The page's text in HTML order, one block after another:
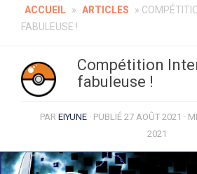
ACCUEIL » ARTICLES »
FABULEUSE !
Compétition
fabuleuse !
PAR EIYUNE · PUBLIÉ 27 AOÛT 2021 ·
2021